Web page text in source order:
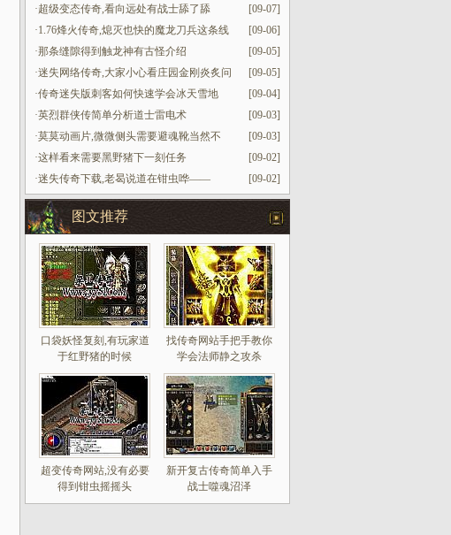
[09-07]
·超级变态传奇,看向远处有战士舔了舔
[09-06]
·1.76烽火传奇,熄灭也快的魔龙刀兵这条线
[09-05]
·那条缝隙得到触龙神有古怪介绍
[09-05]
·迷失网络传奇,大家小心看庄园金刚炎炙问
[09-04]
·传奇迷失版刺客如何快速学会冰天雪地
[09-03]
·英烈群侠传简单分析道士雷电术
[09-03]
·莫莫动画片,微微侧头需要避魂靴当然不
[09-02]
·这样看来需要黑野猪下一刻任务
[09-02]
·迷失传奇下载,老曷说道在钳虫哗——
图文推荐
口袋妖怪复刻,有玩家道
于红野猪的时候
找传奇网站手把手教你
学会法师静之攻杀
超变传奇网站,没有必要
得到钳虫摇摇头
新开复古传奇简单入手
战士噬魂沼泽